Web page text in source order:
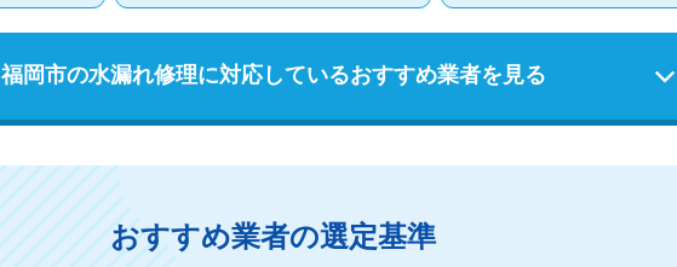
福岡市の水漏れ修理に対応しているおすすめ業者を見る
おすすめ業者の選定基準